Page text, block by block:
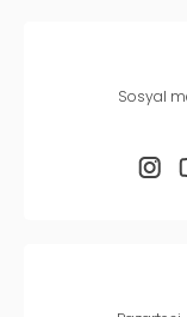
Sosyal